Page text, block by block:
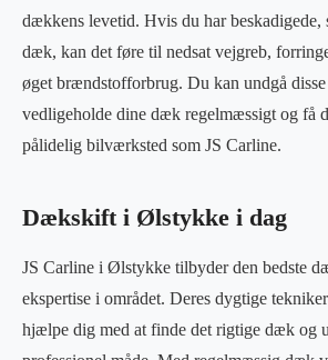
dækkens levetid. Hvis du har beskadigede,
dæk, kan det føre til nedsat vejgreb,
øget brændstofforbrug. Du kan undgå
vedligeholde dine dæk regelmæssigt og få
pålidelig bilværksted som JS Carline.
Dækskift i Ølstykke i dag
JS Carline i Ølstykke tilbyder den bedste
ekspertise i området. Deres dygtige
hjælpe dig med at finde det rigtige dæk og